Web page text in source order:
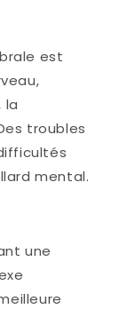
est
la
troubles
mental.​
une